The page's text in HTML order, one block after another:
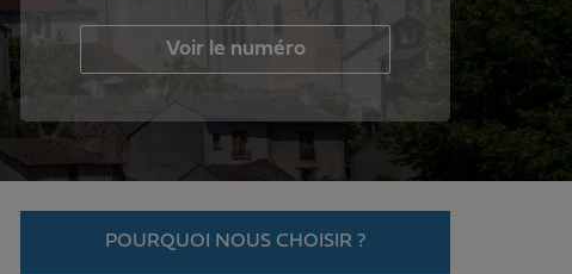
Voir le numéro
POURQUOI NOUS CHOISIR ?